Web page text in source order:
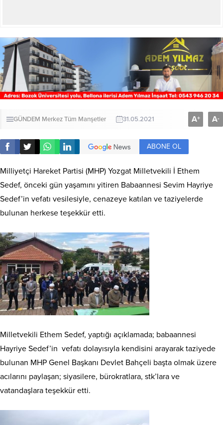
GÜNDEM MerkezTüm Manşetler 31.05.2021 A+ A-
ABONE OL
Milliyetçi Hareket Partisi (MHP) Yozgat Milletvekili İ Ethem
Sedef, önceki gün yaşamını yitiren Babaannesi Sevim Hayriye
Sedef’in vefatı vesilesiyle, cenazeye katılan ve taziyelerde
bulunan herkese teşekkür etti.
Milletvekili Ethem Sedef, yaptığı açıklamada; babaannesi
Hayriye Sedef’in vefatı dolayısıyla kendisini arayarak taziyede
bulunan MHP Genel Başkanı Devlet Bahçeli başta olmak üzere
acılarını paylaşan; siyasilere, bürokratlara, stk’lara ve
vatandaşlara teşekkür etti.